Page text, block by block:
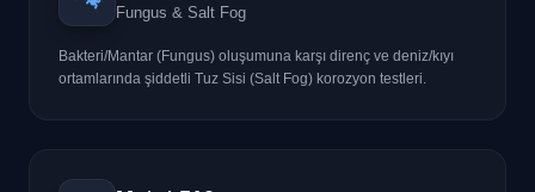
Fungus & Salt Fog
Bakteri/Mantar (Fungus) oluşumuna karşı direnç ve deniz/kıyı
ortamlarında şiddetli Tuz Sisi (Salt Fog) korozyon testleri.